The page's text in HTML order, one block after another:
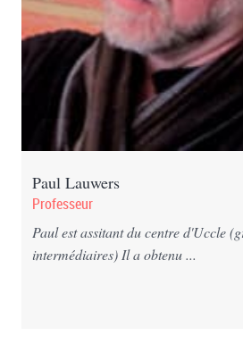
Paul Lauwers
Professeur
Paul est assitant du centre d'Uccle
intermédiaires) Il a obtenu ...